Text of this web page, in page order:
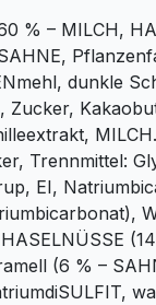
% – MILCH,
dunkle
Zucker,
Trennmittel:
EI,
(6 % –